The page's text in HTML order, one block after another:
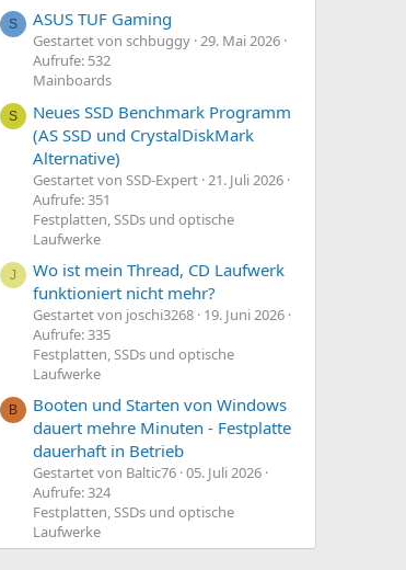
S ASUS TUF Gaming
Gestartet von schbuggy 29. Mai 2026
Aufrufe: 532
Mainboards
S
Neues SSD Benchmark Programm
(AS SSD und CrystalDiskMark
Alternative)
Gestartet von SSD-Expert 21. Juli 2026
Aufrufe: 351
Festplatten, SSDs und optische
Laufwerke
J
Wo ist mein Thread, CD Laufwerk
funktioniert nicht mehr?
Gestartet von joschi3268 19. Juni 2026
Aufrufe: 335
Festplatten, SSDs und optische
Laufwerke
B
Booten und Starten von Windows
dauert mehre Minuten - Festplatte
dauerhaft in Betrieb
Gestartet von Baltic76 05. Juli 2026
Aufrufe: 324
Festplatten, SSDs und optische
Laufwerke